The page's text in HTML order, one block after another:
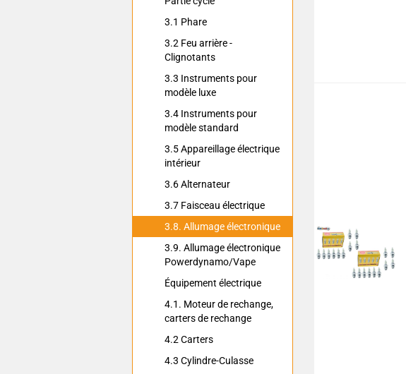
3.1 Phare
3.2 Feu arrière -
Clignotants
3.3 Instruments pour
modèle luxe
3.4 Instruments pour
modèle standard
3.5 Appareillage électrique
intérieur
3.6 Alternateur
3.7 Faisceau électrique
3.8. Allumage électronique
3.9. Allumage électronique
Powerdynamo/Vape
Équipement électrique
4.1. Moteur de rechange,
carters de rechange
4.2 Carters
4.3 Cylindre-Culasse